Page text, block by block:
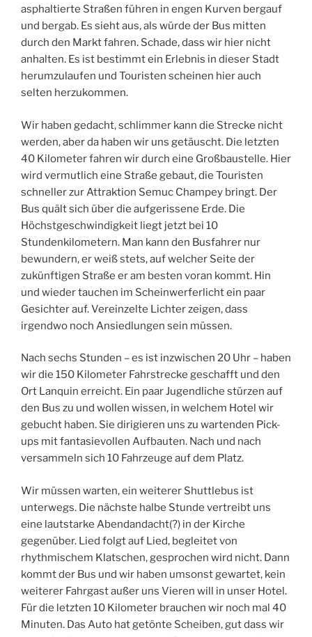
asphaltierte Straßen führen in engen Kurven bergauf
und bergab. Es sieht aus, als würde der Bus mitten
durch den Markt fahren. Schade, dass wir hier nicht
anhalten. Es ist bestimmt ein Erlebnis in dieser Stadt
herumzulaufen und Touristen scheinen hier auch
selten herzukommen.
Wir haben gedacht, schlimmer kann die Strecke nicht
werden, aber da haben wir uns getäuscht. Die letzten
40 Kilometer fahren wir durch eine Großbaustelle. Hier
wird vermutlich eine Straße gebaut, die Touristen
schneller zur Attraktion Semuc Champey bringt. Der
Bus quält sich über die aufgerissene Erde. Die
Höchstgeschwindigkeit liegt jetzt bei 10
Stundenkilometern. Man kann den Busfahrer nur
bewundern, er weiß stets, auf welcher Seite der
zukünftigen Straße er am besten voran kommt. Hin
und wieder tauchen im Scheinwerferlicht ein paar
Gesichter auf. Vereinzelte Lichter zeigen, dass
irgendwo noch Ansiedlungen sein müssen.
Nach sechs Stunden – es ist inzwischen 20 Uhr – haben
wir die 150 Kilometer Fahrstrecke geschafft und den
Ort Lanquin erreicht. Ein paar Jugendliche stürzen auf
den Bus zu und wollen wissen, in welchem Hotel wir
gebucht haben. Sie dirigieren uns zu wartenden Pick-
ups mit fantasievollen Aufbauten. Nach und nach
versammeln sich 10 Fahrzeuge auf dem Platz.
Wir müssen warten, ein weiterer Shuttlebus ist
unterwegs. Die nächste halbe Stunde vertreibt uns
eine lautstarke Abendandacht(?) in der Kirche
gegenüber. Lied folgt auf Lied, begleitet von
rhythmischem Klatschen, gesprochen wird nicht. Dann
kommt der Bus und wir haben umsonst gewartet, kein
weiterer Fahrgast außer uns Vieren will in unser Hotel.
Für die letzten 10 Kilometer brauchen wir noch mal 40
Minuten. Das Auto hat getönte Scheiben, gut dass wir